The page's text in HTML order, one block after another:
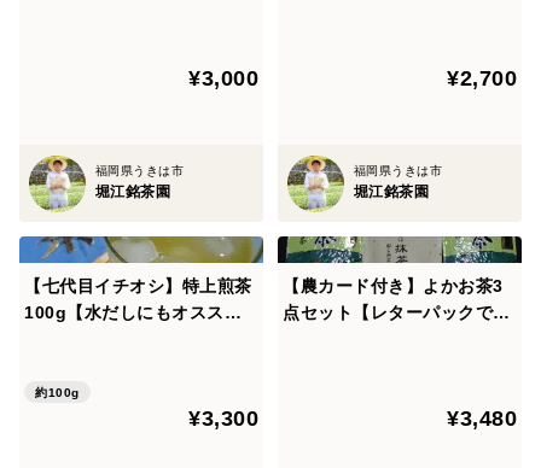
¥3,000
福岡県うきは市
堀江銘茶園
¥2,700
福岡県うきは市
堀江銘茶園
【七代目イチオシ】特上煎茶
100g【水だしにもオスス
約100g
¥3,300
【農カード付き】よかお茶3
点セット【レターパックで発
¥3,480